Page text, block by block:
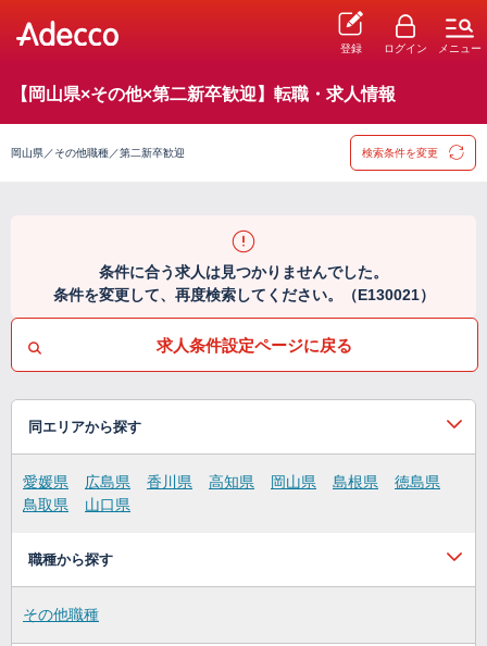
登録 ログイン メニュー
【岡山県×その他×第二新卒歓迎】転職・求人情報
岡山県／その他職種／第二新卒歓迎 検索条件を変更
条件に合う求人は見つかりませんでした。
条件を変更して、再度検索してください。（E130021）
求人条件設定ページに戻る
同エリアから探す
愛媛県 広島県 香川県 高知県 岡山県 島根県
徳島県
鳥取県
山口県
職種から探す
その他職種